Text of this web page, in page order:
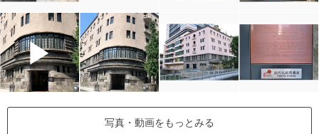
▶
写真・動画をもっとみる